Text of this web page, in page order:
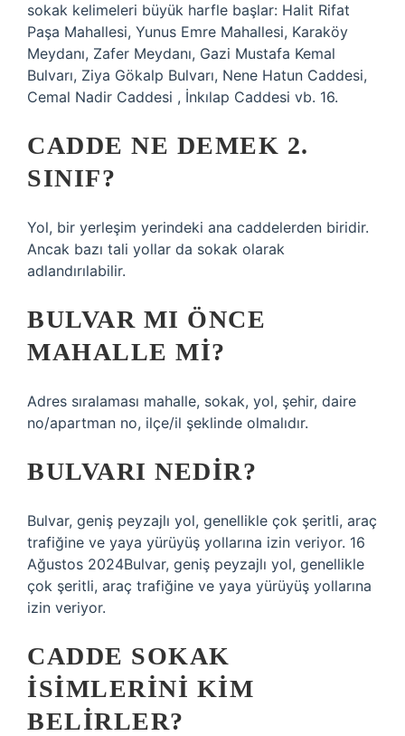
sokak kelimeleri büyük harfle başlar: Halit Rifat
Paşa Mahallesi, Yunus Emre Mahallesi, Karaköy
Meydanı, Zafer Meydanı, Gazi Mustafa Kemal
Bulvarı, Ziya Gökalp Bulvarı, Nene Hatun Caddesi,
Cemal Nadir Caddesi , İnkılap Caddesi vb. 16.
CADDE NE DEMEK 2.
SINIF?
Yol, bir yerleşim yerindeki ana caddelerden biridir.
Ancak bazı tali yollar da sokak olarak
adlandırılabilir.
BULVAR MI ÖNCE
MAHALLE MI?
Adres sıralaması mahalle, sokak, yol, şehir, daire
no/apartman no, ilçe/il şeklinde olmalıdır.
BULVARI NEDIR?
Bulvar, geniş peyzajlı yol, genellikle çok şeritli, araç
trafiğine ve yaya yürüyüş yollarına izin veriyor. 16
Ağustos 2024Bulvar, geniş peyzajlı yol, genellikle
çok şeritli, araç trafiğine ve yaya yürüyüş yollarına
izin veriyor.
CADDE SOKAK
ISIMLERINI KIM
BELIRLER?